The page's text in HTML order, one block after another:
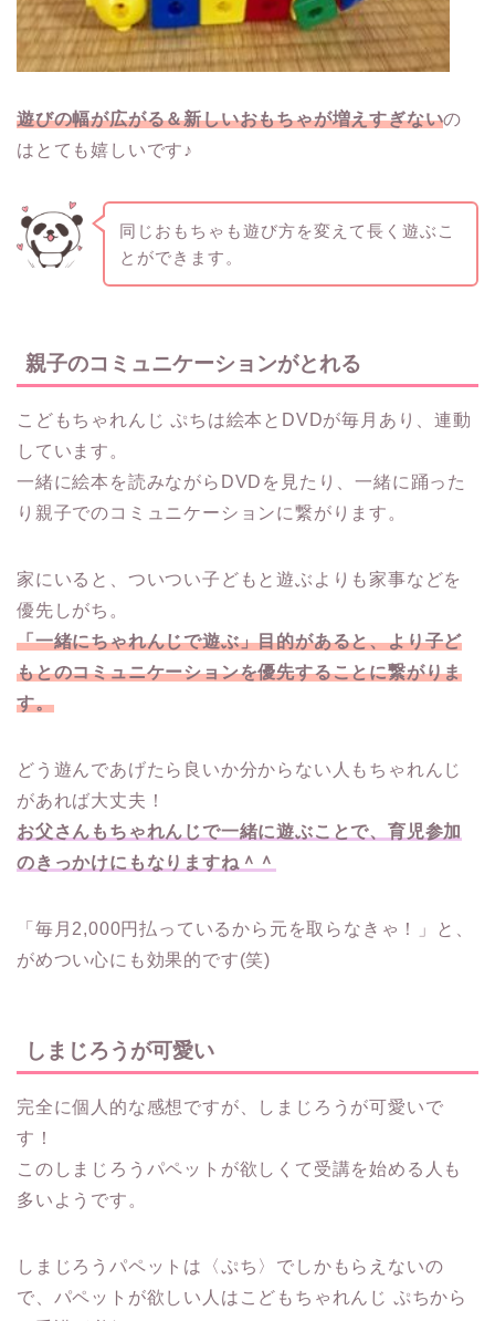
遊びの幅が広がる＆新しいおもちゃが増えすぎないの
はとても嬉しいです♪
同じおもちゃも遊び方を変えて長く遊ぶこ
とができます。
親子のコミュニケーションがとれる
こどもちゃれんじ ぷちは絵本とDVDが毎月あり、連動
しています。
一緒に絵本を読みながらDVDを見たり、一緒に踊った
り親子でのコミュニケーションに繋がります。
家にいると、ついつい子どもと遊ぶよりも家事などを
優先しがち。
「一緒にちゃれんじで遊ぶ」目的があると、より子ど
もとのコミュニケーションを優先することに繋がりま
す。
どう遊んであげたら良いか分からない人もちゃれんじ
があれば大丈夫！
お父さんもちゃれんじで一緒に遊ぶことで、育児参加
のきっかけにもなりますね＾＾
「毎月2,000円払っているから元を取らなきゃ！」と、
がめつい心にも効果的です(笑)
しまじろうが可愛い
完全に個人的な感想ですが、しまじろうが可愛いで
す！
このしまじろうパペットが欲しくて受講を始める人も
多いようです。
しまじろうパペットは〈ぷち〉でしかもらえないの
で、パペットが欲しい人はこどもちゃれんじ ぷちから